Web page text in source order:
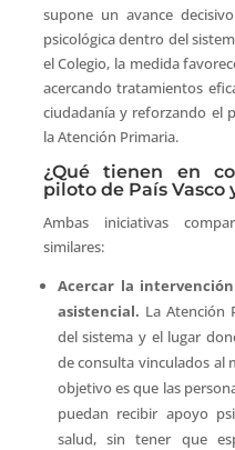
supone un avance
psicológica dentro del
el Colegio, la medida
acercando tratamientos
ciudadanía y reforzando el
la Atención Primaria.
¿Qué tienen en
piloto de País Vasco
Ambas iniciativas
similares:
Acercar la
asistencial. La Atención
del sistema y el lugar
de consulta vinculados al
objetivo es que las
puedan recibir apoyo
salud, sin tener que